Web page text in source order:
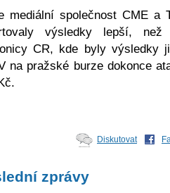
mediální společnost CME a
výsledky lepší,
CR, kde byly výsledky
na pražské burze dokonce
Diskutovat
zprávy